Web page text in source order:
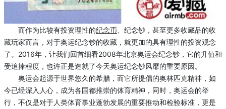
而作为比较有投资理性的纪念币 、纪念钞，甚至更多收藏品的收
藏玩家而言，对于奥运纪念钞的收藏，就更加的具有理性的投资观念
了。2016年，让我们回首细看2008年北京奥运会纪念钞，它的升值和
受追捧程度，也许正是造就了今天奥运纪念钞风靡的重要原因。
奥运会起源于世界悠久的希腊，而它所提倡的奥林匹克精神，如
今已经深入人心，成为各国都推崇的体育精神，同时，奥运会的举
行，不仅是对于人类体育事业蓬勃发展的重要推动和检验标准，更是